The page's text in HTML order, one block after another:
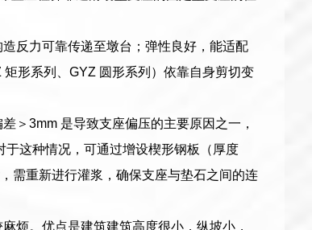
反力可靠传递至墩台；弹性良好，能适配
形系列、GYZ 圆形系列）依靠自身剪切变
＞3mm 是导致支座偏压的主要原因之一，
这种情况，可通过增设楔形钢板（厚度
需重新进行灌浆，确保支座与垫石之间的连
烦。优点是建筑建筑高度很小，纵坡小，